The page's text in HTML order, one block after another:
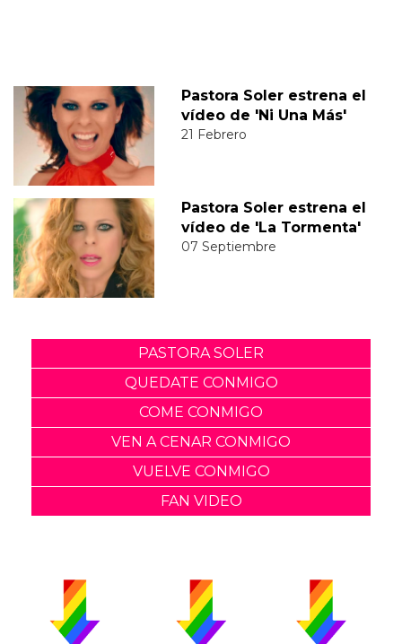
Pastora Soler estrena el
vídeo de 'Ni Una Más'
21 Febrero
Pastora Soler estrena el
vídeo de 'La Tormenta'
07 Septiembre
PASTORA SOLER
QUEDATE CONMIGO
COME CONMIGO
VEN A CENAR CONMIGO
VUELVE CONMIGO
FAN VIDEO